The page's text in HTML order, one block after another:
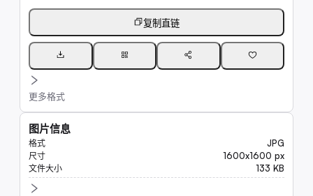
复制直链
更多格式
图片信息
格式 JPG
尺寸 1600x1600 px
文件大小 133 KB